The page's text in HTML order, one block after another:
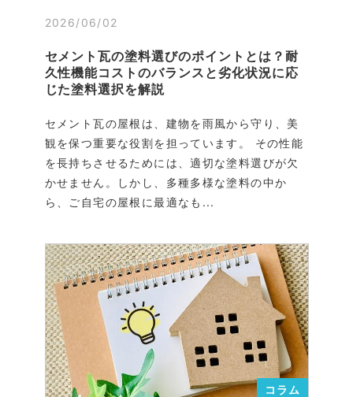
2026/06/02
セメント瓦の塗料選びのポイントとは？耐
久性機能コストのバランスと劣化状況に応
じた塗料選択を解説
セメント瓦の屋根は、建物を雨風から守り、美
観を保つ重要な役割を担っています。 その性能
を長持ちさせるためには、適切な塗料選びが欠
かせません。しかし、多種多様な塗料の中か
ら、ご自宅の屋根に最適なも...
コラム